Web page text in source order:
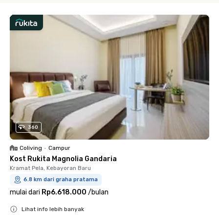
360
Coliving • Campur
Kost Rukita Magnolia Gandaria
Kramat Pela, Kebayoran Baru
6.8 km dari graha pratama
mulai dari Rp6.618.000 /bulan
Lihat info lebih banyak